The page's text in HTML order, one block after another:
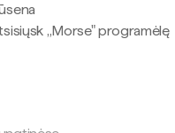
„Morse" programėlę